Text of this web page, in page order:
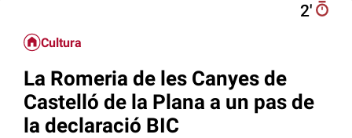
2′
Cultura
La Romeria de les Canyes de
Castelló de la Plana a un pas de
la declaració BIC